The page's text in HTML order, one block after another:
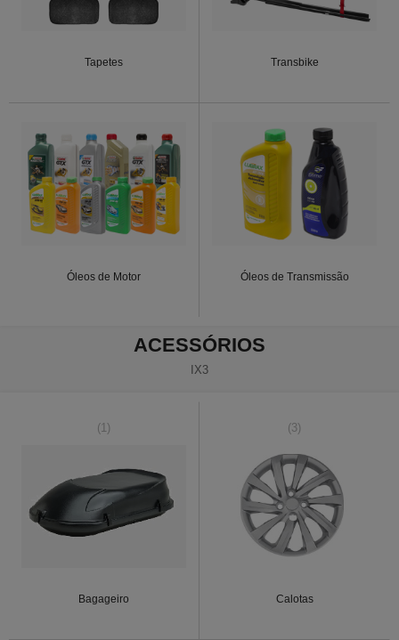
Tapetes Transbike
Óleos de Motor Óleos de Transmissão
ACESSÓRIOS
IX3
(1)
Bagageiro
(3)
Calotas